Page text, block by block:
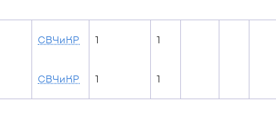
СВЧиКР 1 1
СВЧиКР 1 1